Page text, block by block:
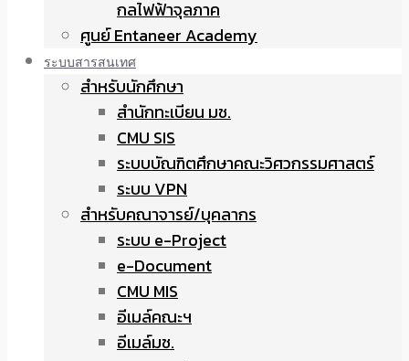
กลไฟฟ้าจุลภาค
ศูนย์ Entaneer Academy
ระบบสารสนเทศ
สำหรับนักศึกษา
สำนักทะเบียน มช.
CMU SIS
ระบบบัณฑิตศึกษาคณะวิศวกรรมศาสตร์
ระบบ VPN
สำหรับคณาจารย์/บุคลากร
ระบบ e-Project
e-Document
CMU MIS
อีเมล์คณะฯ
อีเมล์มช.